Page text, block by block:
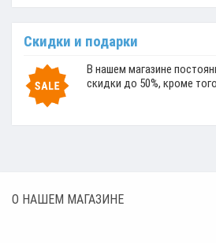
Скидки и подарки
В нашем магазине
скидки до 50%, кроме
О НАШЕМ МАГАЗИНЕ